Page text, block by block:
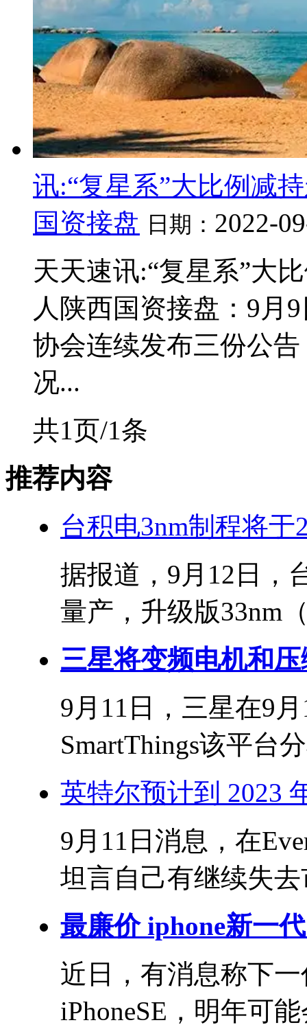
讯:“复星系”大比例减
国资接盘 日期： 2022-
天天速讯:“复星系”大
人陕西国资接盘：9月
协会连续发布三份公
况...
共1页/1条
推荐内容
台积电3nm制程将于
据报道，9月12日，
量产，升级版33nm
三星将变频电机和
9月11日，三星在9
SmartThings该平台
英特尔预计到 2023
9月11日消息，在
坦言自己有继续失
最廉价 iphone新一
近日，有消息称下
iPhoneSE，明年可